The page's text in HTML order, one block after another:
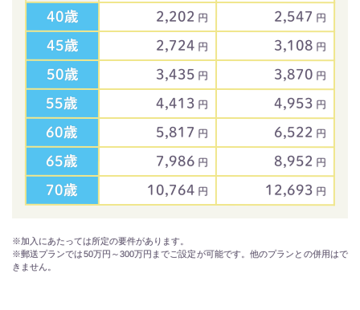
40歳 2,202 円 2,547 円
45歳 2,724 円 3,108 円
50歳 3,435 円 3,870 円
55歳 4,413 円 4,953 円
60歳 5,817 円 6,522 円
65歳 7,986 円 8,952 円
70歳 10,764 円 12,693 円
※加入にあたっては所定の要件があります。
※郵送プランでは50万円～300万円までご設定が可能です。他のプランとの併用はで
きません。